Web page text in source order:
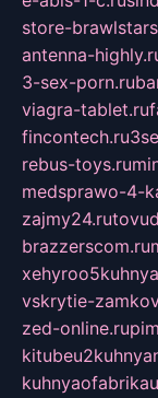
store-
antenna-
3-sex-porn.ru
viagra-tablet.ru
fincontech.ru
rebus-toys.ru
medsprawo-4-
zajmy24.ru
brazzerscom.ru
vskrytie-
zed-online.ru